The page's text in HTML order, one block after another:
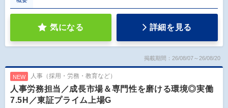
気になる 詳細を見る
掲載期間：26/08/07～26/08/20
NEW 人事（採用・労務・教育など）
人事労務担当／成長市場＆専門性を磨ける環境◎実働
7.5H／東証プライム上場G